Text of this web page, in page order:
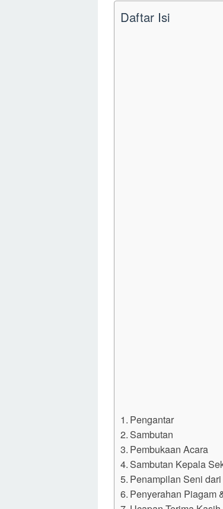
Daftar Isi
Pengantar
Sambutan
Pembukaan Acara
Sambutan Kepala
Penampilan Seni
Penyerahan Piagam